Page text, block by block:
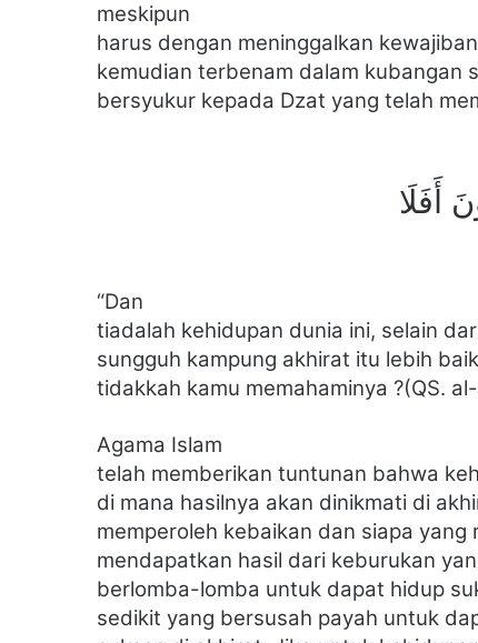
meskipun
harus dengan meninggalkan
kemudian terbenam dalam kubangan
bersyukur kepada Dzat yang telah
أَفَلَا
“Dan
tiadalah kehidupan dunia ini, selain
sungguh kampung akhirat itu lebih
tidakkah kamu memahaminya ?(QS. al-
Agama Islam
telah memberikan tuntunan bahwa
di mana hasilnya akan dinikmati di
memperoleh kebaikan dan siapa
mendapatkan hasil dari keburukan
berlomba-lomba untuk dapat hidup
sedikit yang bersusah payah untuk